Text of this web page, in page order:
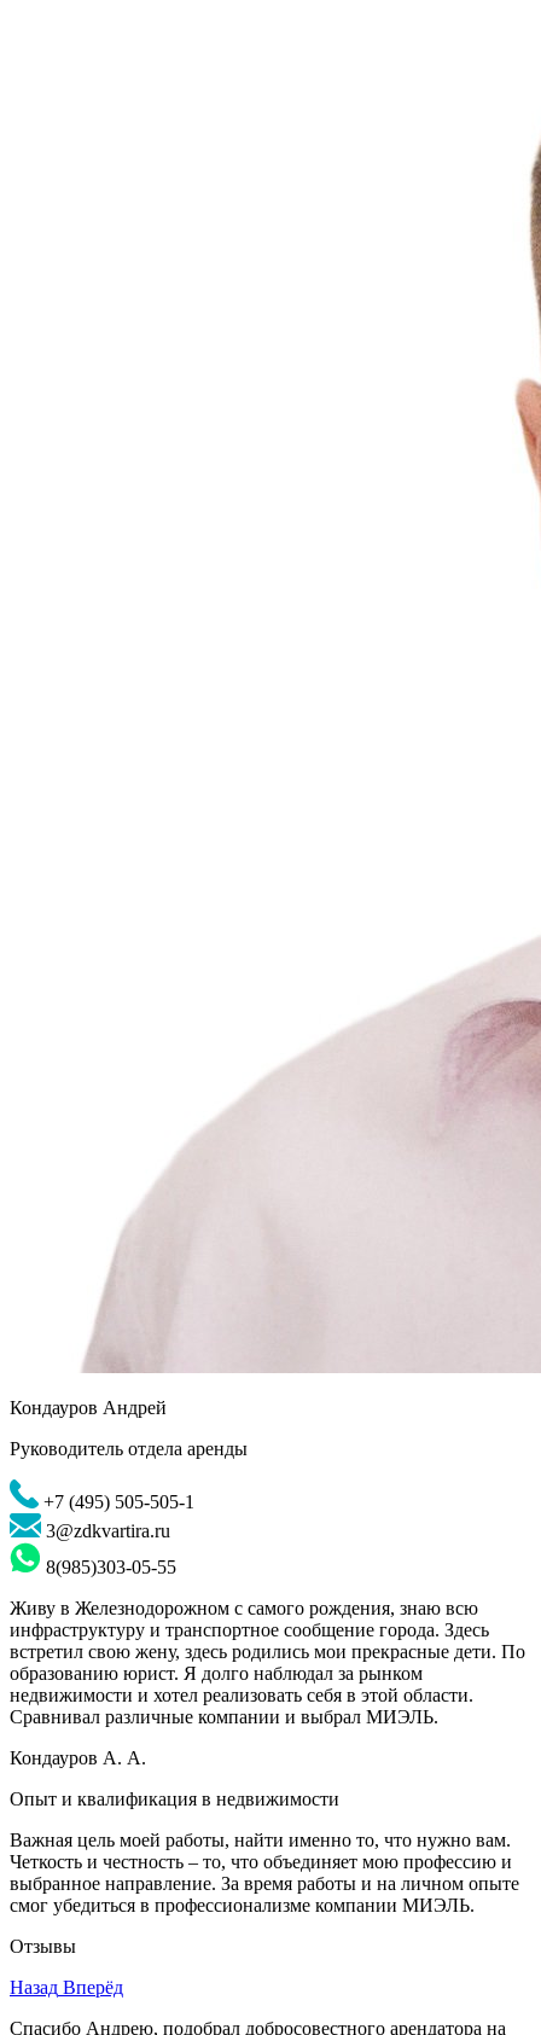
Кондауров Андрей
Руководитель отдела аренды
+7 (495) 505-505-1
3@zdkvartira.ru
8(985)303-05-55
Живу в Железнодорожном с самого рождения, знаю всю
инфраструктуру и транспортное сообщение города. Здесь
встретил свою жену, здесь родились мои прекрасные дети. По
образованию юрист. Я долго наблюдал за рынком
недвижимости и хотел реализовать себя в этой области.
Сравнивал различные компании и выбрал МИЭЛЬ.
Кондауров А. А.
Опыт и квалификация в недвижимости
Важная цель моей работы, найти именно то, что нужно вам.
Четкость и честность – то, что объединяет мою профессию и
выбранное направление. За время работы и на личном опыте
смог убедиться в профессионализме компании МИЭЛЬ.
Отзывы
Назад Вперёд
Спасибо Андрею, подобрал добросовестного арендатора на